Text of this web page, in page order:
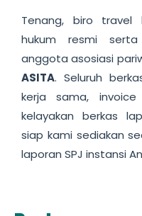
Tenang, biro travel
hukum resmi
anggota asosiasi
ASITA. Seluruh
kerja sama,
kelayakan berkas
siap kami sediakan
laporan SPJ instansi